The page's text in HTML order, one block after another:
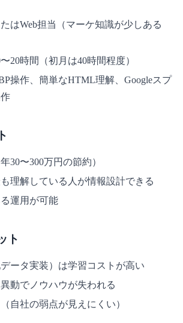
たはWeb担当（マーケ知識が少しある
〜20時間（初月は40時間程度）
操作、簡単なHTML理解、Googleスプ
30〜300万円の節約）
理解している人が情報設計できる
運用が可能
ト
ータ実装）は学習コストが高い
動でノウハウが失われる
自社の弱点が見えにくい）